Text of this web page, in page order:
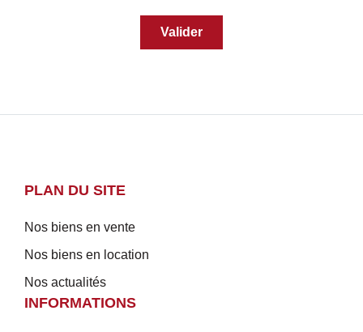
Valider
PLAN DU SITE
Nos biens en vente
Nos biens en location
Nos actualités
INFORMATIONS